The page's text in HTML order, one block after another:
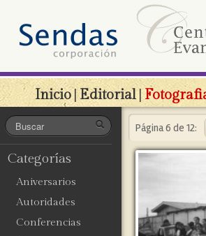
Inicio Editorial
Categorías
Aniversarios
Autoridades
Conferencias
Página 6 de 12: